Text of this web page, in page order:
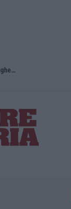
Antonino Scopelliti, il “giudice solo” contro le mafie. L’agguato nel 1991 e il patto tra ‘ndrangheta e Cosa nostra